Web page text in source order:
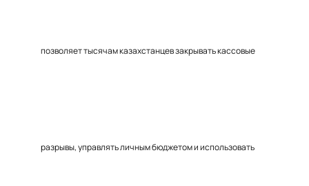
позволяет тысячам казахстанцев закрывать кассовые
разрывы, управлять личным бюджетом и использовать